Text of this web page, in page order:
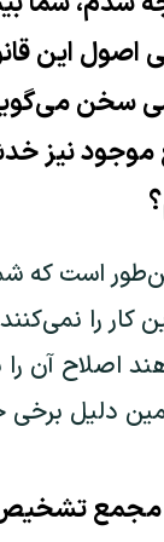
اصول این
سخن
نیز
است که
کار را
اصلاح آن
دلیل برخی
مجمع تشخیص